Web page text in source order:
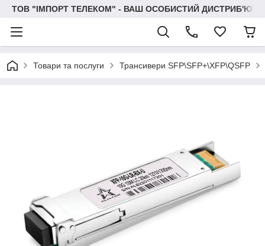
ТОВ "IМПОРТ ТЕЛЕКОМ" - ВАШ ОСОБИСТИЙ
Товари та послуги Трансивери SFP\SFP+\XFP\QSFP